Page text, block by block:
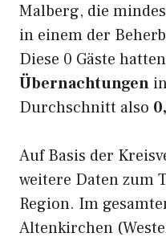
Malberg, die
in einem der
Diese 0 Gäste
Übernachtungen
Durchschnitt also
Auf Basis der
weitere Daten zum
Region. Im
Altenkirchen